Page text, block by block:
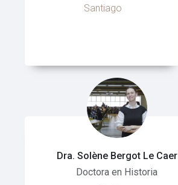
Santiago
Dra. Solène Bergot Le Caer
Doctora en Historia